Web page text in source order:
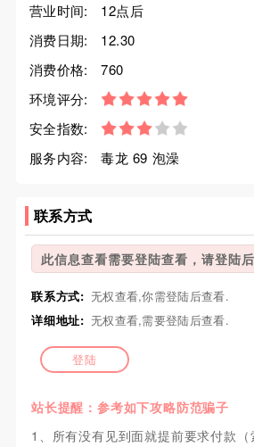
营业时间:
12点后
消费日期:
12.30
消费价格:
760
环境评分:
安全指数:
服务内容:
毒龙 69 泡澡
联系方式
此信息查看需要登陆查看，请登陆
联系方式: 无权查看,你需登陆后查看.
详细地址: 无权查看,需要登陆后查看.
登陆
站长提醒：参考如下攻略防范骗子
1、所有没有见到面就提前要求付款